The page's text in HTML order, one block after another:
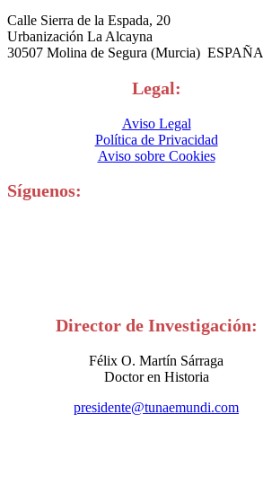
Calle Sierra de la Espada, 20
Urbanización La Alcayna
30507 Molina de Segura (Murcia) ESPAÑA
Legal:
Aviso Legal
Política de Privacidad
Aviso sobre Cookies
Síguenos:
Director de Investigación:
Félix O. Martín Sárraga
Doctor en Historia
presidente@tunaemundi.com